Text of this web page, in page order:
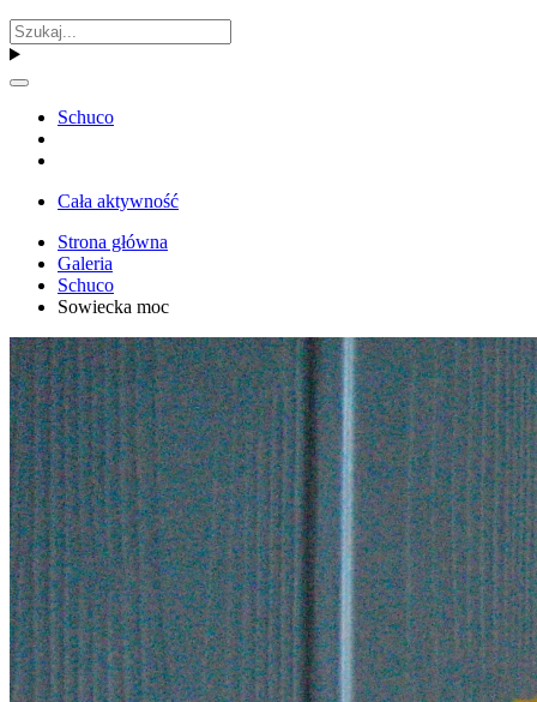
Schuco
Cała aktywność
Strona główna
Galeria
Schuco
Sowiecka moc